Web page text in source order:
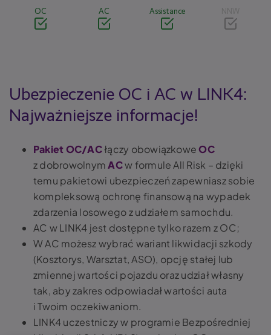
OC AC Assistance NNW
Ubezpieczenie OC i AC w LINK4:
Najważniejsze informacje!
Pakiet OC/ACłączy obowiązkoweOC
z dobrowolnymACw formule All Risk – dzięki
temu pakietowi ubezpieczeń zapewniasz sobie
kompleksową ochronę finansową na wypadek
zdarzenia losowego z udziałem samochdu.
AC w LINK4 jest dostępne tylko razem z OC;
W AC możesz wybrać wariant likwidacji szkody
(Kosztorys, Warsztat, ASO), opcję stałej lub
zmiennej wartości pojazdu oraz udział własny
tak, aby zakres odpowiadał wartości auta
i Twoim oczekiwaniom.
LINK4 uczestniczy w programie Bezpośredniej